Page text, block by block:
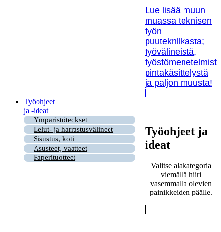
Lue lisää muun
muassa teknisen
työn
puutekniikasta;
työvälineistä,
pintakäsittelystä
ja paljon muusta!
Työohjeet
ja -ideat
Ymparistöteokset
Lelut- ja harrastusvälineet
Sisustus, koti
Asusteet, vaatteet
Paperituotteet
Työohjeet ja
ideat
Valitse alakategoria
viemällä hiiri
vasemmalla olevien
painikkeiden päälle.